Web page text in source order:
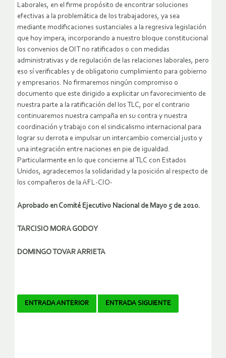
Laborales, en el firme propósito de encontrar soluciones
efectivas a la problemática de los trabajadores, ya sea
mediante modificaciones sustanciales a la regresiva legislación
que hoy impera, incorporando a nuestro bloque constitucional
los convenios de OIT no ratificados o con medidas
administrativas y de regulación de las relaciones laborales, pero
eso sí verificables y de obligatorio cumplimiento para gobierno
y empresarios. No firmaremos ningún compromiso o
documento que este dirigido a explicitar un favorecimiento de
nuestra parte a la ratificación del los TLC, por el contrario
continuaremos nuestra campaña en su contra y nuestra
coordinación y trabajo con el sindicalismo internacional para
lograr su derrota e impulsar un intercambio comercial justo y
una integración entre naciones en pie de igualdad.
Particularmente en lo que concierne al TLC con Estados
Unidos, agradecemos la solidaridad y la posición al respecto de
los compañeros de la AFL-CIO-
Aprobado en Comité Ejecutivo Nacional de Mayo 5 de 2010.
TARCISIO MORA GODOY
DOMINGO TOVAR ARRIETA
Navegador
ENTRADA ANTERIOR ENTRADA SIGUIENTE